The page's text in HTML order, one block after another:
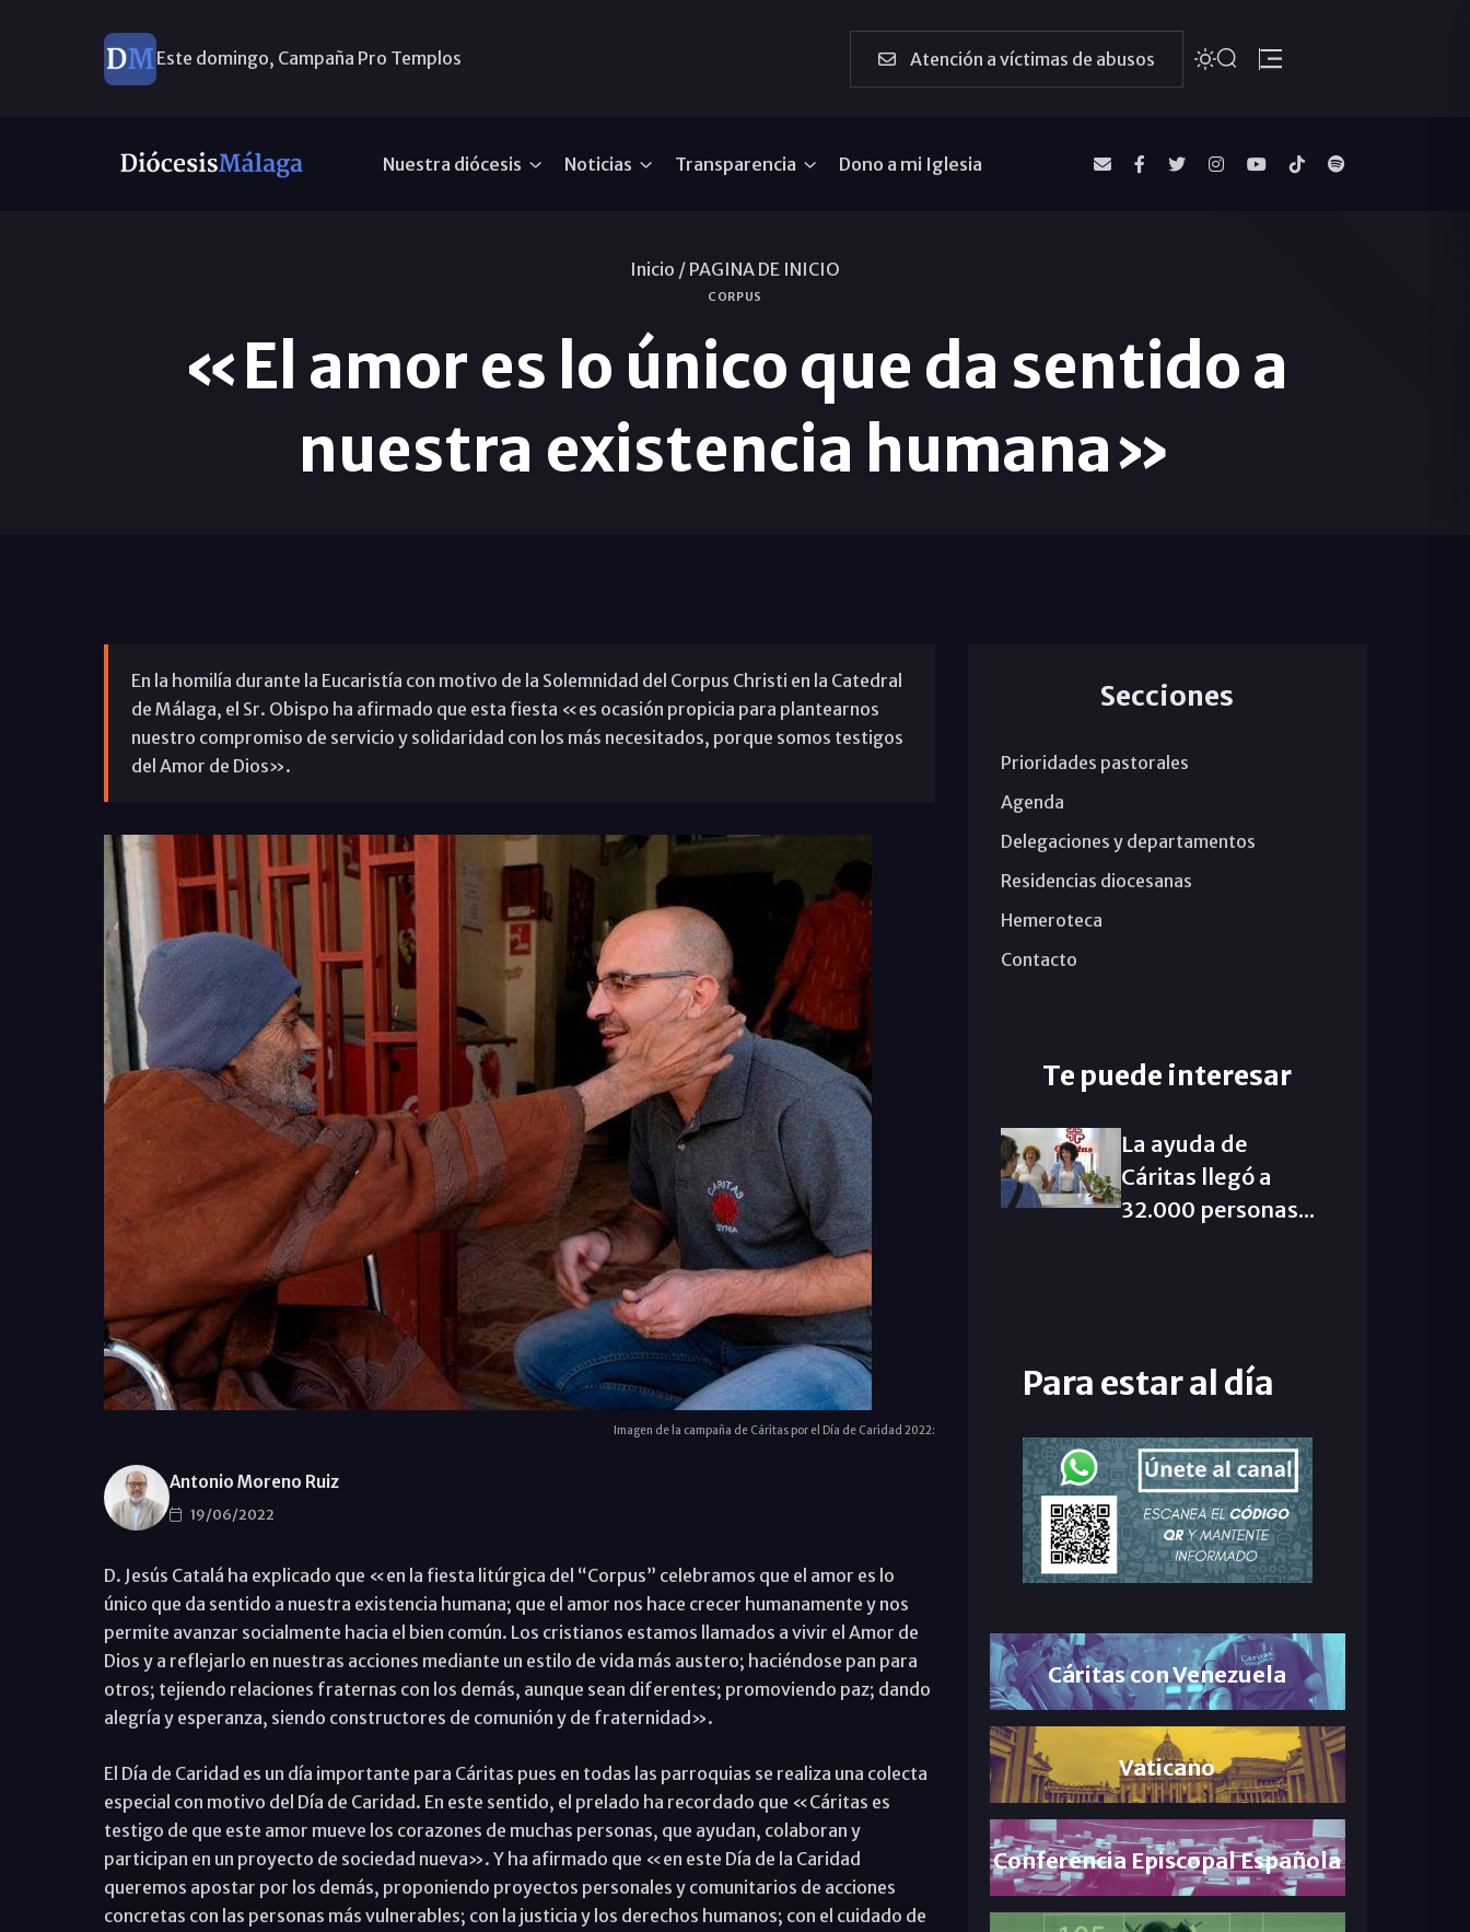
Este domingo, Campaña Pro Templos Atención a víctimas de abusos
Nuestra diócesis Noticias Transparencia Dono a mi Iglesia
Inicio / PAGINA DE INICIO
CORPUS
«El amor es lo único que da sentido a
nuestra existencia humana»
En la homilía durante la Eucaristía con motivo de la Solemnidad del Corpus Christi en la Catedral
de Málaga, el Sr. Obispo ha afirmado que esta fiesta «es ocasión propicia para plantearnos
nuestro compromiso de servicio y solidaridad con los más necesitados, porque somos testigos
del Amor de Dios».
Imagen de la campaña de Cáritas por el Día de Caridad 2022:
Antonio Moreno Ruiz
19/06/2022
D. Jesús Catalá ha explicado que «en la fiesta litúrgica del “Corpus” celebramos que el amor es lo
único que da sentido a nuestra existencia humana; que el amor nos hace crecer humanamente y nos
permite avanzar socialmente hacia el bien común. Los cristianos estamos llamados a vivir el Amor de
Dios y a reflejarlo en nuestras acciones mediante un estilo de vida más austero; haciéndose pan para
otros; tejiendo relaciones fraternas con los demás, aunque sean diferentes; promoviendo paz; dando
alegría y esperanza, siendo constructores de comunión y de fraternidad».
El Día de Caridad es un día importante para Cáritas pues en todas las parroquias se realiza una colecta
especial con motivo del Día de Caridad. En este sentido, el prelado ha recordado que «Cáritas es
testigo de que este amor mueve los corazones de muchas personas, que ayudan, colaboran y
participan en un proyecto de sociedad nueva». Y ha afirmado que «en este Día de la Caridad
queremos apostar por los demás, proponiendo proyectos personales y comunitarios de acciones
concretas con las personas más vulnerables; con la justicia y los derechos humanos; con el cuidado de
Secciones
Prioridades pastorales
Agenda
Delegaciones y departamentos
Residencias diocesanas
Hemeroteca
Contacto
Te puede interesar
La ayuda de
Cáritas llegó a
32.000 personas...
Para estar al día
Cáritas con Venezuela
Vaticano
Conferencia Episcopal Española